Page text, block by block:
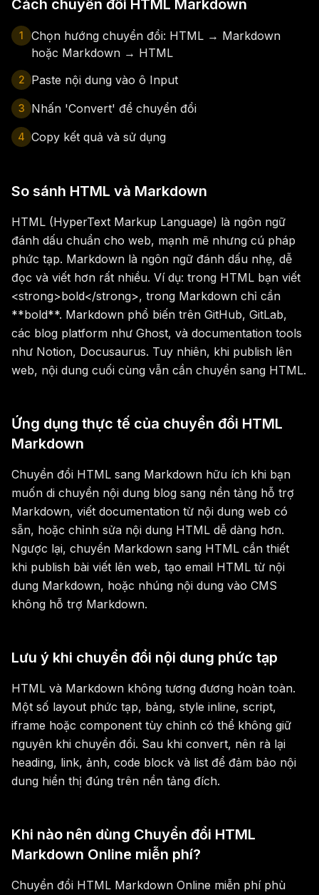
Cách chuyển đổi HTML Markdown
1
Chọn hướng chuyển đổi: HTML → Markdown
hoặc Markdown → HTML
2 Paste nội dung vào ô Input
3 Nhấn 'Convert' để chuyển đổi
4 Copy kết quả và sử dụng
So sánh HTML và Markdown
HTML (HyperText Markup Language) là ngôn ngữ
đánh dấu chuẩn cho web, mạnh mẽ nhưng cú pháp
phức tạp. Markdown là ngôn ngữ đánh dấu nhẹ, dễ
đọc và viết hơn rất nhiều. Ví dụ: trong HTML bạn viết
<strong>bold</strong>, trong Markdown chỉ cần
**bold**. Markdown phổ biến trên GitHub, GitLab,
các blog platform như Ghost, và documentation tools
như Notion, Docusaurus. Tuy nhiên, khi publish lên
web, nội dung cuối cùng vẫn cần chuyển sang HTML.
Ứng dụng thực tế của chuyển đổi HTML
Markdown
Chuyển đổi HTML sang Markdown hữu ích khi bạn
muốn di chuyển nội dung blog sang nền tảng hỗ trợ
Markdown, viết documentation từ nội dung web có
sẵn, hoặc chỉnh sửa nội dung HTML dễ dàng hơn.
Ngược lại, chuyển Markdown sang HTML cần thiết
khi publish bài viết lên web, tạo email HTML từ nội
dung Markdown, hoặc nhúng nội dung vào CMS
không hỗ trợ Markdown.
Lưu ý khi chuyển đổi nội dung phức tạp
HTML và Markdown không tương đương hoàn toàn.
Một số layout phức tạp, bảng, style inline, script,
iframe hoặc component tùy chỉnh có thể không giữ
nguyên khi chuyển đổi. Sau khi convert, nên rà lại
heading, link, ảnh, code block và list để đảm bảo nội
dung hiển thị đúng trên nền tảng đích.
Khi nào nên dùng Chuyển đổi HTML
Markdown Online miễn phí?
Chuyển đổi HTML Markdown Online miễn phí phù